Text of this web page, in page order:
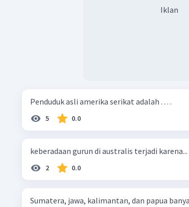
Iklan
Penduduk asli amerika serikat adalah . . . .
5 0.0
keberadaan gurun di australis terjadi karena...
2 0.0
Sumatera, jawa, kalimantan, dan papua